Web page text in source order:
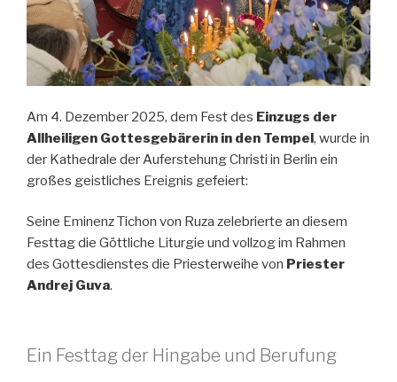
Am 4. Dezember 2025, dem Fest des Einzugs der
Allheiligen Gottesgebärerin in den Tempel, wurde in
der Kathedrale der Auferstehung Christi in Berlin ein
großes geistliches Ereignis gefeiert:
Seine EminenzTichon von Ruza zelebrierte an diesem
Festtag die Göttliche Liturgie und vollzog im Rahmen
des Gottesdienstes die Priesterweihe von Priester
Andrej Guva.
Ein Festtag der Hingabe und Berufung